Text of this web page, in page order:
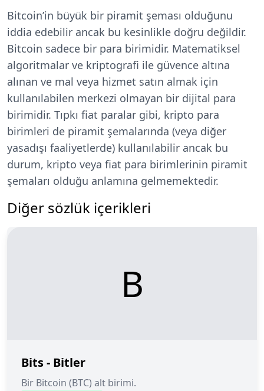
Bitcoin’in büyük bir piramit şeması olduğunu
iddia edebilir ancak bu kesinlikle doğru değildir.
Bitcoin sadece bir para birimidir. Matematiksel
algoritmalar ve kriptografi ile güvence altına
alınan ve mal veya hizmet satın almak için
kullanılabilen merkezi olmayan bir dijital para
birimidir. Tıpkı fiat paralar gibi, kripto para
birimleri de piramit şemalarında (veya diğer
yasadışı faaliyetlerde) kullanılabilir ancak bu
durum, kripto veya fiat para birimlerinin piramit
şemaları olduğu anlamına gelmemektedir.
Diğer sözlük içerikleri
B
Bits - Bitler
Bir Bitcoin (BTC) alt birimi.